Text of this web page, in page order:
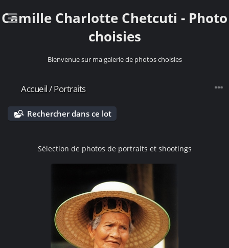
Camille Charlotte Chetcuti - Photo
choisies
Bienvenue sur ma galerie de photos choisies
Accueil/Portraits
Rechercher dans ce lot
Sélection de photos de portraits et shootings